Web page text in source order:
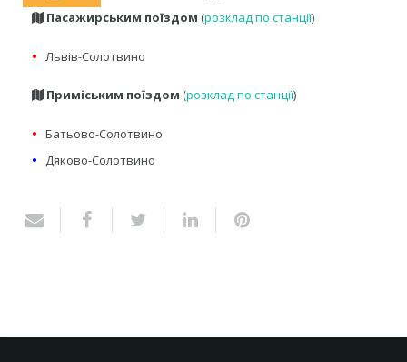
Пасажирським поїздом (розклад по станції)
• Львів-Солотвино
Приміським поїздом (розклад по станції)
• Батьово-Солотвино
• Дяково-Солотвино